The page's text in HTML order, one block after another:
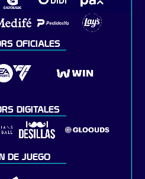
OFICIALES
DIGITALES
DE JUEGO